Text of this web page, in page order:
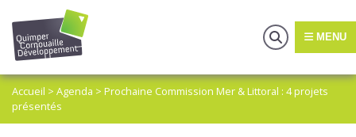
MENU
Accueil > Agenda > Prochaine Commission Mer & Littoral : 4 projets
présentés